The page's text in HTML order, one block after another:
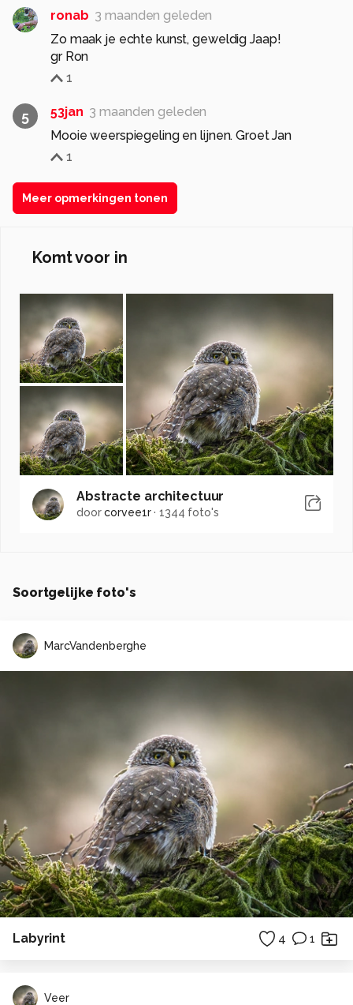
ronab 3 maanden geleden
Zo maak je echte kunst, geweldig Jaap!
gr Ron
1
5 53jan 3 maanden geleden
Mooie weerspiegeling en lijnen. Groet Jan
1
Meer opmerkingen tonen
Komt voor in
Abstracte architectuur
doorcorvee1r·1344 foto's
Soortgelijke foto's
MarcVandenberghe
Labyrint 4 1
Veer